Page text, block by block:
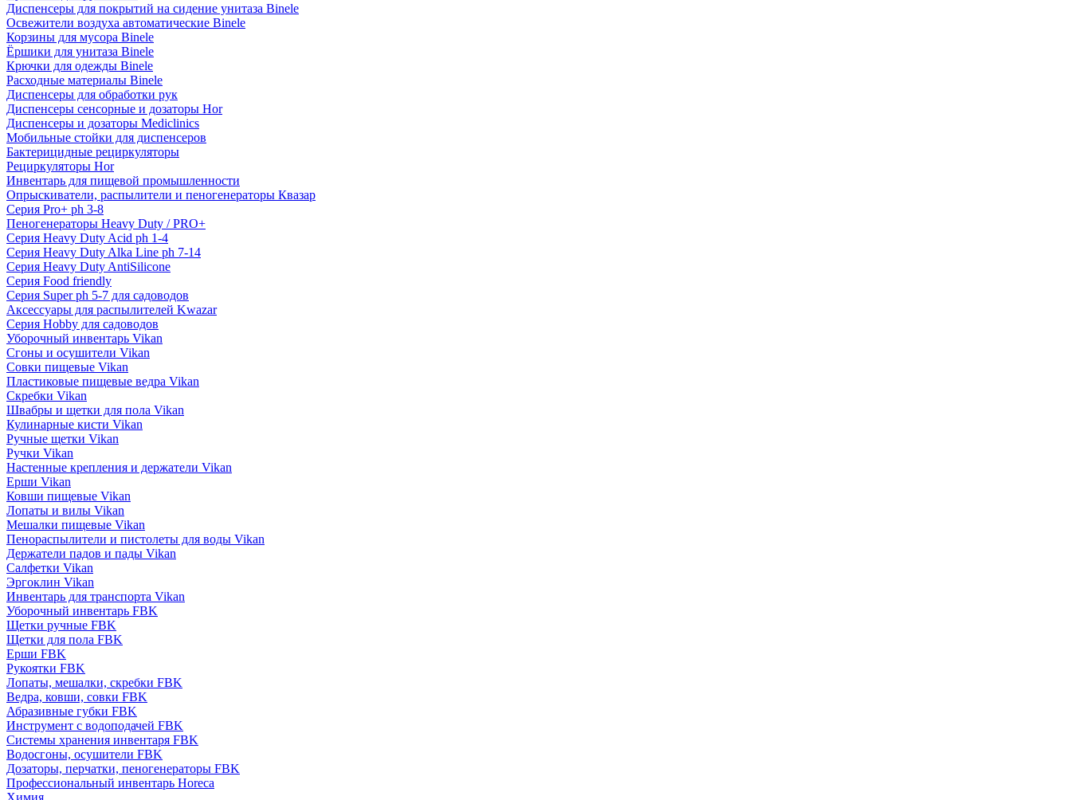
Диспенсеры для покрытий на сидение унитаза Binele
Освежители воздуха автоматические Binele
Корзины для мусора Binele
Ёршики для унитаза Binele
Крючки для одежды Binele
Расходные материалы Binele
Диспенсеры для обработки рук
Диспенсеры сенсорные и дозаторы Hor
Диспенсеры и дозаторы Mediclinics
Мобильные стойки для диспенсеров
Бактерицидные рециркуляторы
Рециркуляторы Hor
Инвентарь для пищевой промышленности
Опрыскиватели, распылители и пеногенераторы Квазар
Серия Pro+ ph 3-8
Пеногенераторы Heavy Duty / PRO+
Серия Heavy Duty Acid ph 1-4
Серия Heavy Duty Alka Line ph 7-14
Серия Heavy Duty AntiSilicone
Серия Food friendly
Серия Super ph 5-7 для садоводов
Аксессуары для распылителей Kwazar
Серия Hobby для садоводов
Уборочный инвентарь Vikan
Сгоны и осушители Vikan
Совки пищевые Vikan
Пластиковые пищевые ведра Vikan
Скребки Vikan
Швабры и щетки для пола Vikan
Кулинарные кисти Vikan
Ручные щетки Vikan
Ручки Vikan
Настенные крепления и держатели Vikan
Ерши Vikan
Ковши пищевые Vikan
Лопаты и вилы Vikan
Мешалки пищевые Vikan
Пенораспылители и пистолеты для воды Vikan
Держатели падов и пады Vikan
Салфетки Vikan
Эргоклин Vikan
Инвентарь для транспорта Vikan
Уборочный инвентарь FBK
Щетки ручные FBK
Щетки для пола FBK
Ерши FBK
Рукоятки FBK
Лопаты, мешалки, скребки FBK
Ведра, ковши, совки FBK
Абразивные губки FBK
Инструмент с водоподачей FBK
Системы хранения инвентаря FBK
Водосгоны, осушители FBK
Дозаторы, перчатки, пеногенераторы FBK
Профессиональный инвентарь Horeca
Химия